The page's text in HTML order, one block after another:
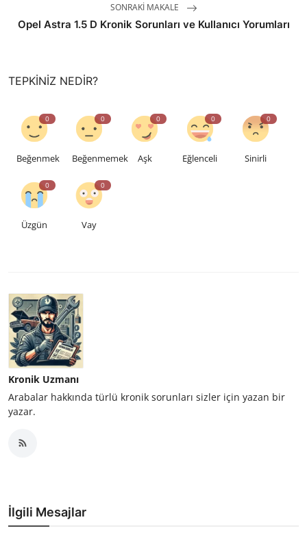
SONRAKI MAKALE
Opel Astra 1.5 D Kronik Sorunları ve Kullanıcı Yorumları
TEPKINIZ NEDIR?
0
Beğenmek
0
Beğenmemek
0
Aşk
0
Eğlenceli
0
Sinirli
0
Üzgün
0
Vay
Kronik Uzmanı
Arabalar hakkında türlü kronik sorunları sizler için yazan bir
yazar.
İlgili Mesajlar